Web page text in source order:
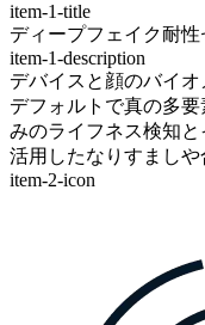
item-1-title
ディープフェイク耐性
item-1-description
デバイスと顔のバイオ
デフォルトで真の多
みのライフネス検知
活用したなりすましや
item-2-icon